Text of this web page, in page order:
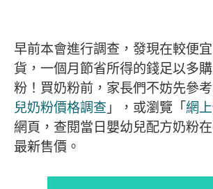
早前本會進行調查，發現在較便
貨，一個月節省所得的錢足以多
粉！買奶粉前，家長們不妨先參
兒奶粉價格調查 」，或瀏覽「網
網頁，查閱當日嬰幼兒配方奶粉
最新售價。